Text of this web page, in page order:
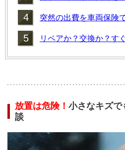
4 突然の出費を車両保険
5 リペアか？交換か？す
放置は危険！ 小さなキズで
談